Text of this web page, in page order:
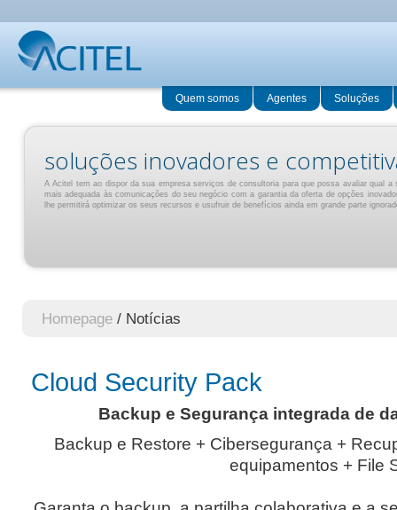
Quem somos Agentes Soluções
soluções inovadores e
A Acitel tem ao dispor da sua empresa serviços de consultoria para que possa avaliar qual a
mais adequada às comunicações do seu negócio com a garantia da oferta de opções
lhe permitirá optimizar os seus recursos e usufruir de benefícios ainda em grande parte
Homepage / Notícias
Cloud Security Pack
Backup e Segurança integrada de
Backup e Restore + Cibersegurança +
equipamentos + File